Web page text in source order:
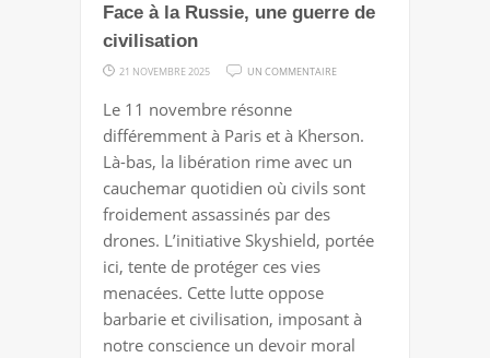
Face à la Russie, une guerre de
civilisation
21 NOVEMBRE 2025 UN COMMENTAIRESUR
LA
RUSSIE,
UNE
DE
Le 11 novembre résonne
différemment à Paris et à Kherson.
Là-bas, la libération rime avec un
cauchemar quotidien où civils sont
froidement assassinés par des
drones. L’initiative Skyshield, portée
ici, tente de protéger ces vies
menacées. Cette lutte oppose
barbarie et civilisation, imposant à
notre conscience un devoir moral